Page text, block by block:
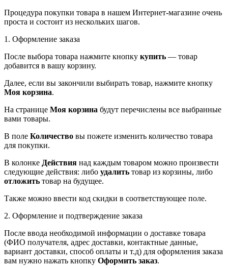
Процедура покупки товара в нашем Интернет-магазине очень
проста и состоит из нескольких шагов.
1. Оформление заказа
После выбора товара нажмите кнопку купить — товар
добавится в вашу корзину.
Далее, если вы закончили выбирать товар, нажмите кнопку
Моя корзина.
На странице Моя корзина будут перечислены все выбранные
вами товары.
В поле Количество вы пожете изменить количество товара
для покупки.
В колонке Действия над каждым товаром можно произвести
следующие действия: либо удалить товар из корзины, либо
отложить товар на будущее.
Также можно ввести код скидки в соответствующее поле.
2. Оформление и подтверждение заказа
После ввода необходимой информации о доставке товара
(ФИО получателя, адрес доставки, контактные данные,
вариант доставки, способ оплаты и т.д) для оформления заказа
вам нужно нажать кнопку Оформить заказ.